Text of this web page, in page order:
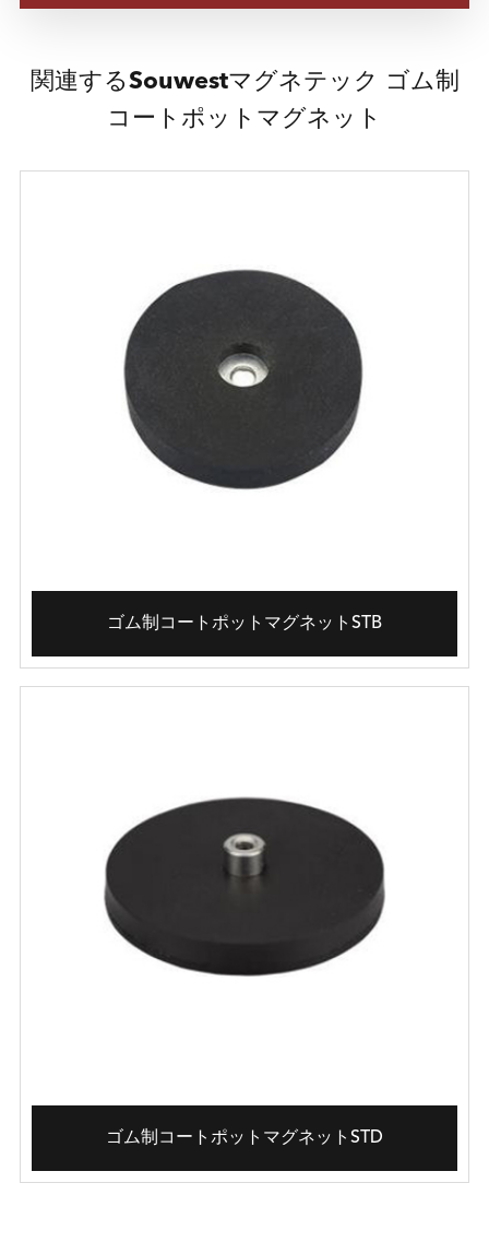
関連するSouwestマグネテック ゴム制
コートポットマグネット
ゴム制コートポットマグネットSTB
ゴム制コートポットマグネットSTD